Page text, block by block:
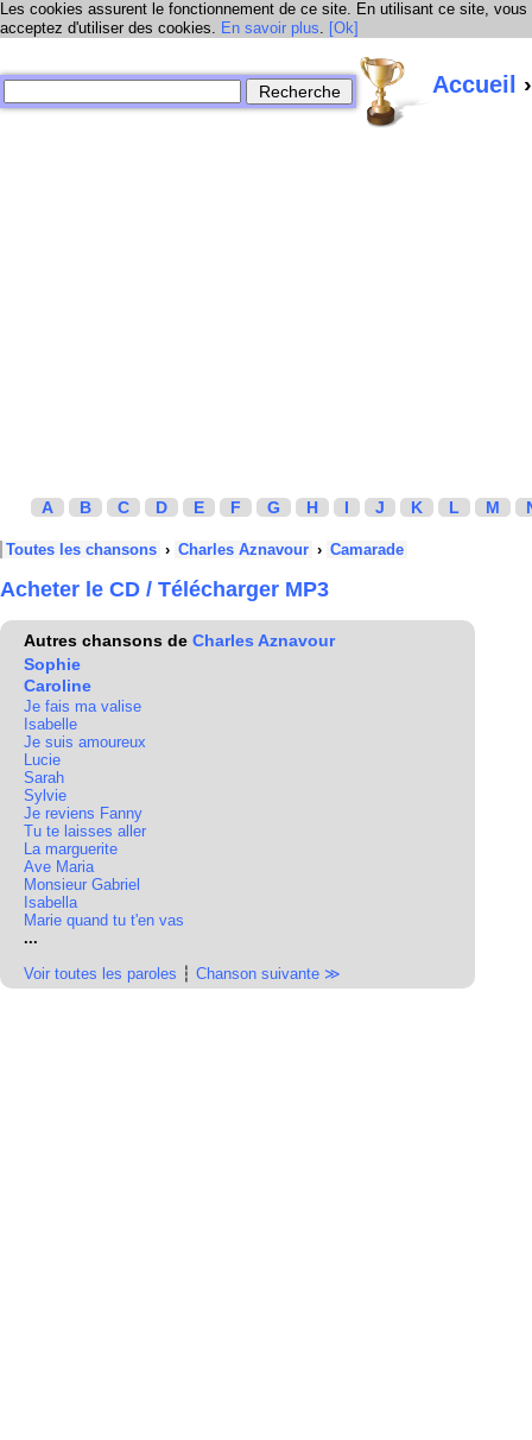
Les cookies assurent le fonctionnement de ce site. En utilisant ce site, vous
acceptez d'utiliser des cookies. En savoir plus. [Ok]
Accueil
A B C D E F G H I J K L M
Toutes les chansons › Charles Aznavour › Camarade
Acheter le CD / Télécharger MP3
Autres chansons de Charles Aznavour
Sophie
Caroline
Je fais ma valise
Isabelle
Je suis amoureux
Lucie
Sarah
Sylvie
Je reviens Fanny
Tu te laisses aller
La marguerite
Ave Maria
Monsieur Gabriel
Isabella
Marie quand tu t'en vas
...
Voir toutes les paroles ┆ Chanson suivante ≫